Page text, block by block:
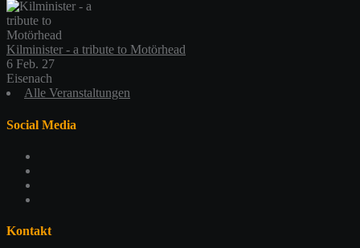
Kilminister - a tribute to Motörhead
6 Feb. 27
Eisenach
Alle Veranstaltungen
Social Media
anzeigen
Twitter
auf
117365479044419725925
Kontakt